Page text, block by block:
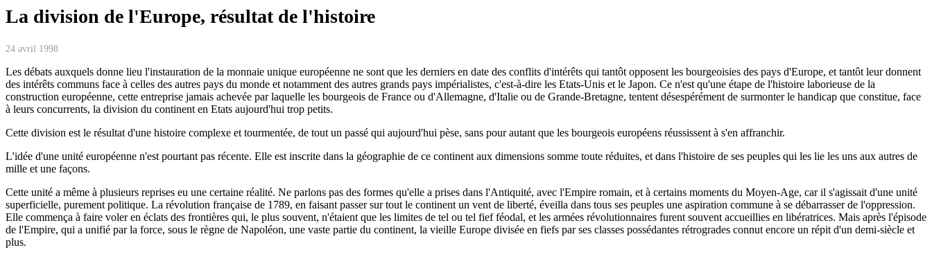
La division de l'Europe, résultat de l'histoire
24 avril 1998
Les débats auxquels donne lieu l'instauration de la monnaie unique européenne ne sont que les derniers en date des conflits d'intérêts qui tantôt opposent les bourgeoisies des pays d'Europe, et tantôt leur donnent
des intérêts communs face à celles des autres pays du monde et notamment des autres grands pays impérialistes, c'est-à-dire les Etats-Unis et le Japon. Ce n'est qu'une étape de l'histoire laborieuse de la
construction européenne, cette entreprise jamais achevée par laquelle les bourgeois de France ou d'Allemagne, d'Italie ou de Grande-Bretagne, tentent désespérément de surmonter le handicap que constitue, face
à leurs concurrents, la division du continent en Etats aujourd'hui trop petits.
Cette division est le résultat d'une histoire complexe et tourmentée, de tout un passé qui aujourd'hui pèse, sans pour autant que les bourgeois européens réussissent à s'en affranchir.
L'idée d'une unité européenne n'est pourtant pas récente. Elle est inscrite dans la géographie de ce continent aux dimensions somme toute réduites, et dans l'histoire de ses peuples qui les lie les uns aux autres de
mille et une façons.
Cette unité a même à plusieurs reprises eu une certaine réalité. Ne parlons pas des formes qu'elle a prises dans l'Antiquité, avec l'Empire romain, et à certains moments du Moyen-Age, car il s'agissait d'une unité
superficielle, purement politique. La révolution française de 1789, en faisant passer sur tout le continent un vent de liberté, éveilla dans tous ses peuples une aspiration commune à se débarrasser de l'oppression.
Elle commença à faire voler en éclats des frontières qui, le plus souvent, n'étaient que les limites de tel ou tel fief féodal, et les armées révolutionnaires furent souvent accueillies en libératrices. Mais après l'épisode
de l'Empire, qui a unifié par la force, sous le règne de Napoléon, une vaste partie du continent, la vieille Europe divisée en fiefs par ses classes possédantes rétrogrades connut encore un répit d'un demi-siècle et
plus.